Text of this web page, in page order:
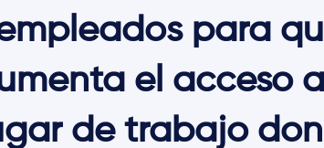
para
el acceso
de trabajo